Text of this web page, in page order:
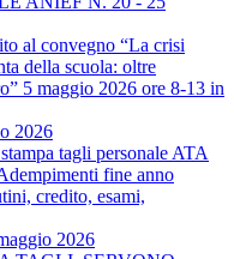
al convegno “La crisi
della scuola: oltre
5 maggio 2026 ore 8-13 in
2026
tagli personale ATA
fine anno
credito, esami,
2026